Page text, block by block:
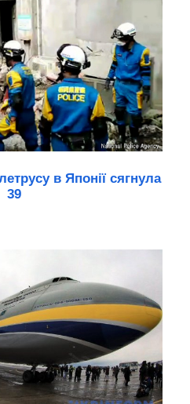
в Японії сягнула
39